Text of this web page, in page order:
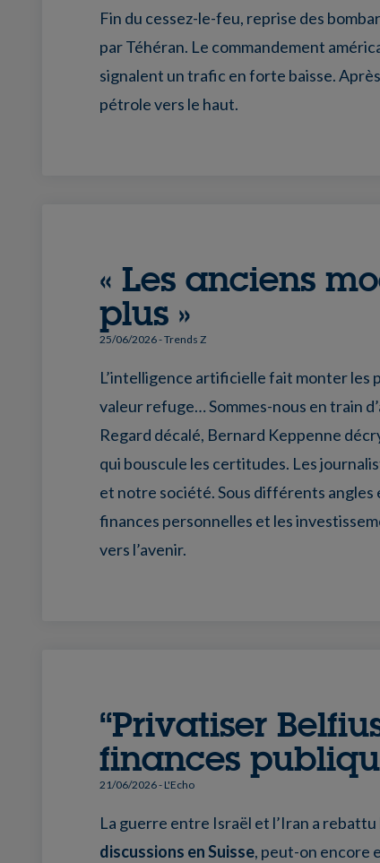
Fin du cessez-le-feu, reprise des
par Téhéran. Le commandement
signalent un trafic en forte baisse.
pétrole vers le haut.
« Les anciens
plus »
25/06/2026- Trends Z
L’intelligence artificielle fait monter les
valeur refuge… Sommes-nous en train
Regard décalé, Bernard Keppenne
qui bouscule les certitudes. Les
et notre société. Sous différents angles
finances personnelles et les
vers l’avenir.
“Privatiser
finances
21/06/2026- L'Echo
La guerre entre Israël et l’Iran a
discussions en Suisse, peut-on encore